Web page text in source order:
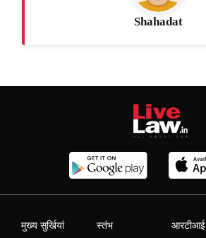
Shahadat
मुख्य सुर्खियां स्तंभ आरटीआई